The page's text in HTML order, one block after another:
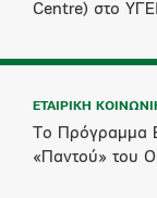
Centre) στο
ΕΤΑΙΡΙΚΗ
Το Πρόγραμμα
«Παντού» του